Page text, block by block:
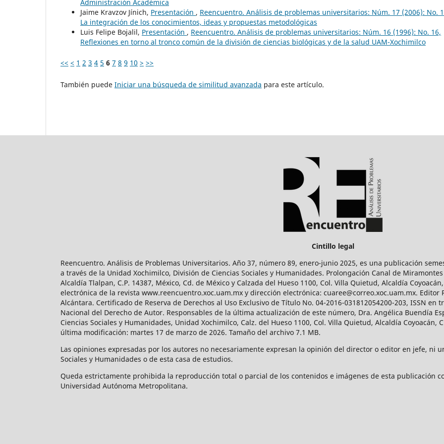
Administración Académica
Jaime Kravzov Jínich, Presentación , Reencuentro. Análisis de problemas universitarios: Núm. 17 (2006): No.
La integración de los conocimientos, ideas y propuestas metodológicas
Luis Felipe Bojalil, Presentación , Reencuentro. Análisis de problemas universitarios: Núm. 16 (1996): No. 16,
Reflexiones en torno al tronco común de la división de ciencias biológicas y de la salud UAM-Xochimilco
<< < 1 2 3 4 5 6 7 8 9 10 > >>
También puede Iniciar una búsqueda de similitud avanzada para este artículo.
Cintillo legal
Reencuentro. Análisis de Problemas Universitarios. Año 37, número 89, enero-junio 2025, es una publicación
a través de la Unidad Xochimilco, División de Ciencias Sociales y Humanidades. Prolongación Canal de Miramontes
Alcaldía Tlalpan, C.P. 14387, México, Cd. de México y Calzada del Hueso 1100, Col. Villa Quietud, Alcaldía
electrónica de la revista www.reencuentro.xoc.uam.mx y dirección electrónica: cuaree@correo.xoc.uam.mx. Editor
Alcántara. Certificado de Reserva de Derechos al Uso Exclusivo de Título No. 04-2016-031812054200-203, ISSN
Nacional del Derecho de Autor. Responsables de la última actualización de este número, Dra. Angélica Buendía
Ciencias Sociales y Humanidades, Unidad Xochimilco, Calz. del Hueso 1100, Col. Villa Quietud, Alcaldía Coyoacán,
última modificación: martes 17 de marzo de 2026. Tamaño del archivo 7.1 MB.
Las opiniones expresadas por los autores no necesariamente expresan la opinión del director o editor en jefe, ni
Sociales y Humanidades o de esta casa de estudios.
Queda estrictamente prohibida la reproducción total o parcial de los contenidos e imágenes de esta publicación
Universidad Autónoma Metropolitana.